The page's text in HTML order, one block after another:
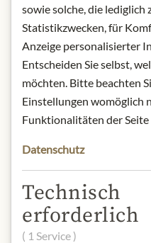
Herkunft:
Rebsorte: 100%
Alkoholgehalt:
Kontakt: SARL
15, avenue de la
* Wir bitten um
Produktdesign
abweichen kann.
sowie solche, die lediglich
Statistikzwecken, für
Anzeige personalisierter
Entscheiden Sie selbst,
möchten. Bitte beachten
Einstellungen womöglich
Funktionalitäten der Seite
Datenschutz
Technisch
erforderlich
( 1 Service )